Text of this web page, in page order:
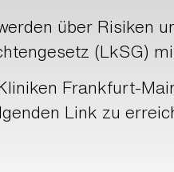
über Risiken
(LkSG)
Frankfurt-
Link zu